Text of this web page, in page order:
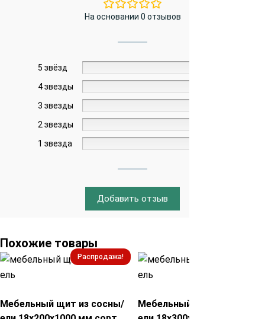
На основании 0 отзывов
5 звёзд
4 звезды
3 звезды
2 звезды
1 звезда
Добавить отзыв
Похожие товары
Распродажа!
Мебельный щит из сосны/
Мебельный щит из сосны/